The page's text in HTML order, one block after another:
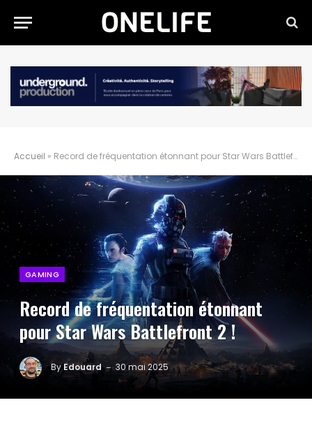
Accueil » Record de fréquentation étonnant pour Star Wars Battlefront 2 !
GAMING
Record de fréquentation étonnant
pour Star Wars Battlefront 2 !
By Edouard 30 mai 2025